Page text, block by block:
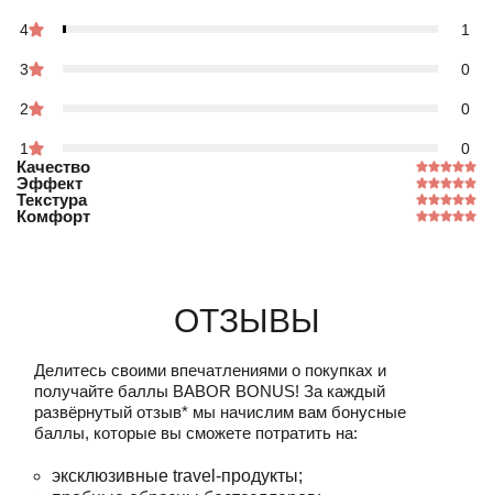
4 1
3 0
2 0
1 0
Качество
Эффект
Текстура
Комфорт
Отзывы
Делитесь своими впечатлениями о покупках и
получайте баллы BABOR BONUS! За каждый
развёрнутый отзыв* мы начислим вам бонусные
баллы, которые вы сможете потратить на:
эксклюзивные travel-продукты;